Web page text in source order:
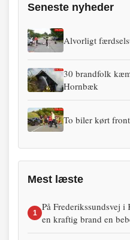
Seneste nyheder
Alvorligt
30 brandfolk
Hornbæk
To biler kørt
Mest læste
1
På Frederikssundsvej
en kraftig brand en